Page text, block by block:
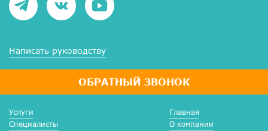
ОБРАТНЫЙ ЗВОНОК
Написать руководству
Услуги
Специалисты
Главная
О компании